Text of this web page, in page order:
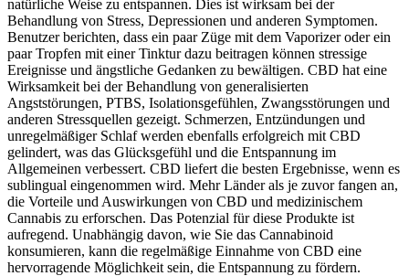
natürliche Weise zu entspannen. Dies ist wirksam bei der
Behandlung von Stress, Depressionen und anderen Symptomen.
Benutzer berichten, dass ein paar Züge mit dem Vaporizer oder ein
paar Tropfen mit einer Tinktur dazu beitragen können stressige
Ereignisse und ängstliche Gedanken zu bewältigen. CBD hat eine
Wirksamkeit bei der Behandlung von generalisierten
Angststörungen, PTBS, Isolationsgefühlen, Zwangsstörungen und
anderen Stressquellen gezeigt. Schmerzen, Entzündungen und
unregelmäßiger Schlaf werden ebenfalls erfolgreich mit CBD
gelindert, was das Glücksgefühl und die Entspannung im
Allgemeinen verbessert. CBD liefert die besten Ergebnisse, wenn es
sublingual eingenommen wird. Mehr Länder als je zuvor fangen an,
die Vorteile und Auswirkungen von CBD und medizinischem
Cannabis zu erforschen. Das Potenzial für diese Produkte ist
aufregend. Unabhängig davon, wie Sie das Cannabinoid
konsumieren, kann die regelmäßige Einnahme von CBD eine
hervorragende Möglichkeit sein, die Entspannung zu fördern.